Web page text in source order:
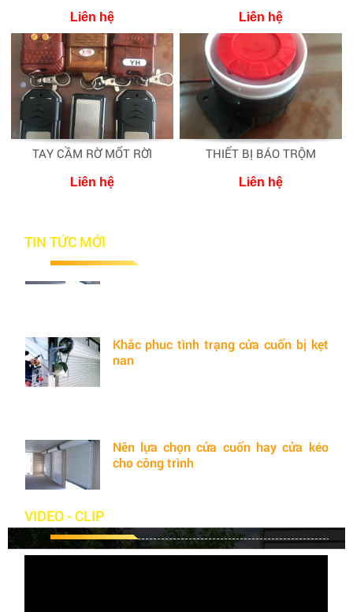
Liên hệ Liên hệ
TAY CẦM RỜ MỐT RỜI
Liên hệ
THIẾT BỊ BÁO TRỘM
Liên hệ
TIN TỨC MỚI
Bạn đang có một căn nhà mới xây xong và cần lắp
Khắc phuc tình trạng cửa cuốn bị kẹt
nan
Nên lựa chọn cửa cuốn hay cửa kéo
cho công trình
Bạn đang có một căn nhà mới xây xong và cần lắp
Khắc phuc tình trạng cửa cuốn bị kẹt
nan
VIDEO - CLIP